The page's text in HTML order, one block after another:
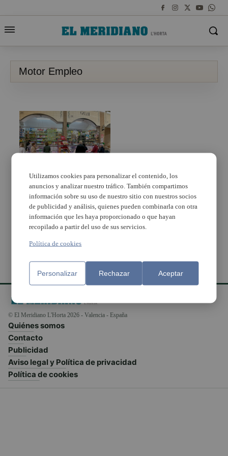
Motor Empleo
Alboraya se mantiene
en el top 3 de motor de
empleo en l’Horta Nord
en el mes de julio
© El Meridiano L'Horta 2026 - Valencia - España
Quiénes somos
Contacto
Publicidad
Aviso legal y Política de privacidad
Política de cookies
Utilizamos cookies para personalizar el contenido, los
anuncios y analizar nuestro tráfico. También compartimos
información sobre su uso de nuestro sitio con nuestros socios
de publicidad y análisis, quienes pueden combinarla con otra
información que les haya proporcionado o que hayan
recopilado a partir del uso de sus servicios.
Política de cookies
Personalizar Rechazar Aceptar